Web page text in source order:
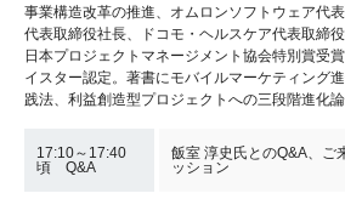
事業構造改革の推進、オムロンソフトウェア代
代表取締役社長、ドコモ・ヘルスケア代表取締
日本プロジェクトマネージメント協会特別賞受
イスター認定。著書にモバイルマーケティング
践法、利益創造型プロジェクトへの三段階進化論
17:10～17:40
頃 Q&A
飯室 淳史氏とのQ&A、ご
ッション